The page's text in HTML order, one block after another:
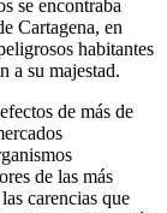
se encontraba
Cartagena, en
habitantes
a su majestad.
de más de
de las más
carencias que